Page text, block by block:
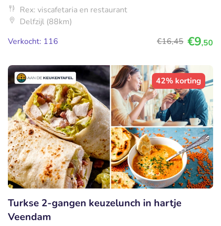
Rex: viscafetaria en restaurant
Delfzijl (88km)
Verkocht: 116
€16,45 €9,50
42% korting
Turkse 2-gangen keuzelunch in hartje
Veendam